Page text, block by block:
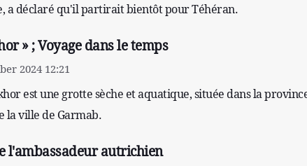
a déclaré qu'il partirait bientôt pour Téhéran.
» ; Voyage dans le temps
2024 12:21
est une grotte sèche et aquatique, située dans la
la ville de Garmab.
l'ambassadeur autrichien